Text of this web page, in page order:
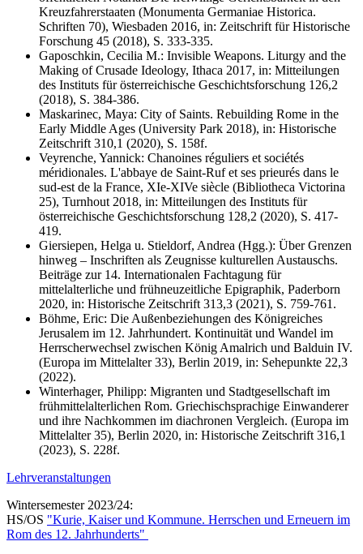
Kreuzfahrerstaaten (Monumenta Germaniae Historica.
Schriften 70), Wiesbaden 2016, in: Zeitschrift für Historische
Forschung 45 (2018), S. 333-335.
Gaposchkin, Cecilia M.: Invisible Weapons. Liturgy and the
Making of Crusade Ideology, Ithaca 2017, in: Mitteilungen
des Instituts für österreichische Geschichtsforschung 126,2
(2018), S. 384-386.
Maskarinec, Maya: City of Saints. Rebuilding Rome in the
Early Middle Ages (University Park 2018), in: Historische
Zeitschrift 310,1 (2020), S. 158f.
Veyrenche, Yannick: Chanoines réguliers et sociétés
méridionales. L'abbaye de Saint-Ruf et ses prieurés dans le
sud-est de la France, XIe-XIVe siècle (Bibliotheca Victorina
25), Turnhout 2018, in: Mitteilungen des Instituts für
österreichische Geschichtsforschung 128,2 (2020), S. 417-
419.
Giersiepen, Helga u. Stieldorf, Andrea (Hgg.): Über Grenzen
hinweg – Inschriften als Zeugnisse kulturellen Austauschs.
Beiträge zur 14. Internationalen Fachtagung für
mittelalterliche und frühneuzeitliche Epigraphik, Paderborn
2020, in: Historische Zeitschrift 313,3 (2021), S. 759-761.
Böhme, Eric: Die Außenbeziehungen des Königreiches
Jerusalem im 12. Jahrhundert. Kontinuität und Wandel im
Herrscherwechsel zwischen König Amalrich und Balduin IV.
(Europa im Mittelalter 33), Berlin 2019, in: Sehepunkte 22,3
(2022).
Winterhager, Philipp: Migranten und Stadtgesellschaft im
frühmittelalterlichen Rom. Griechischsprachige Einwanderer
und ihre Nachkommen im diachronen Vergleich. (Europa im
Mittelalter 35), Berlin 2020, in: Historische Zeitschrift 316,1
(2023), S. 228f.
Lehrveranstaltungen
Wintersemester 2023/24:
HS/OS "Kurie, Kaiser und Kommune. Herrschen und Erneuern im
Rom des 12. Jahrhunderts"